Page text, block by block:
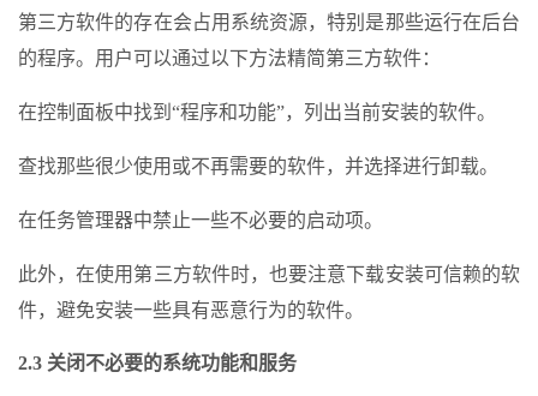
第三方软件的存在会占用系统资源，特别是那些运行在后台
的程序。用户可以通过以下方法精简第三方软件：
在控制面板中找到“程序和功能”，列出当前安装的软件。
查找那些很少使用或不再需要的软件，并选择进行卸载。
在任务管理器中禁止一些不必要的启动项。
此外，在使用第三方软件时，也要注意下载安装可信赖的软
件，避免安装一些具有恶意行为的软件。
2.3 关闭不必要的系统功能和服务